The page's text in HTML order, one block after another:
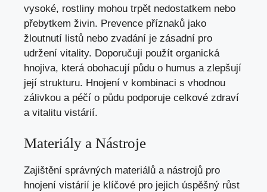
vysoké, rostliny mohou trpět nedostatkem nebo
přebytkem živin. Prevence příznaků jako
žloutnutí listů nebo zvadání je zásadní pro
udržení vitality. Doporučuji použít organická
hnojiva, která obohacují půdu o humus a zlepšují
její strukturu. Hnojení v kombinaci s vhodnou
zálivkou a péčí o půdu podporuje celkové zdraví
a vitalitu vistárií.
Materiály a Nástroje
Zajištění správných materiálů a nástrojů pro
hnojení vistárií je klíčové pro jejich úspěšný růst